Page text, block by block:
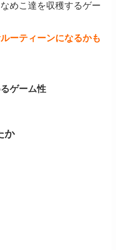
めこ達を収穫するゲー
ーティーンになるかも
ゲーム性
か